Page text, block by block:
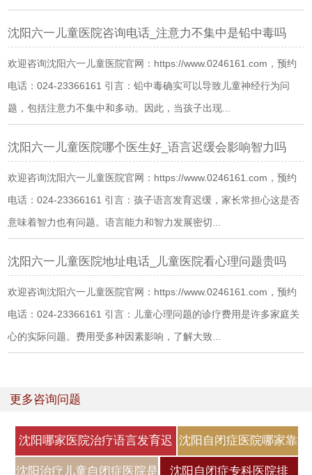
沈阳六一儿童医院咨询电话_注意力不集中是铅中毒吗
欢迎咨询沈阳六一儿童医院官网：https://www.0246161.com，预约
电话：024-23366161 引言：铅中毒确实可以导致儿童神经行为问
题，包括注意力不集中和多动。因此，当孩子出现...
沈阳六一儿童医院哪个医生好_语言迟缓会影响智力吗
欢迎咨询沈阳六一儿童医院官网：https://www.0246161.com，预约
电话：024-23366161 引言：孩子语言发育迟缓，家长常担心这是否
意味着智力也有问题。语言能力和智力发展密切...
沈阳六一儿童医院地址电话_儿童医院看心理问题贵吗
欢迎咨询沈阳六一儿童医院官网：https://www.0246161.com，预约
电话：024-23366161 引言：儿童心理问题的诊疗费用是许多家庭关
心的实际问题。费用受多种因素影响，了解大致...
更多咨询问题
沈阳哪家医院治疗语言发育迟
缓好
沈阳自闭症医院哪家靠
谱？自闭症
沈阳治疗儿童自闭症医院是 沈阳自闭症专科医院排